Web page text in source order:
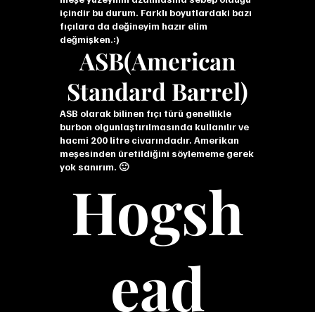
içindir bu durum. Farklı boyutlardaki bazı
fıçılara da değineyim hazır elim
değmişken.:)
ASB(American
Standard Barrel)
ASB olarak bilinen fıçı türü genellikle
burbon olgunlaştırılmasında kullanılır ve
hacmi 200 litre civarındadır. Amerikan
meşesinden üretildiğini söylememe gerek
yok sanırım. 🙂
Hogsh
ead